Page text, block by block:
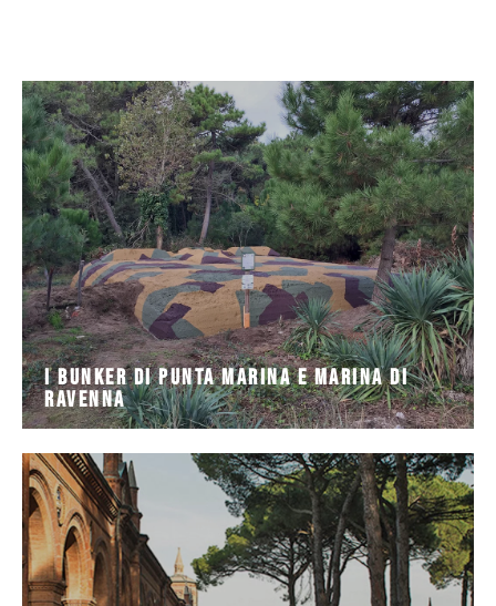
I bunker di Punta Marina e Marina di
Ravenna
I bunker di Punta Marina e Marina di
Ravenna
Non sono in molti a saperlo ma lungo la costa di
Ravenna si ritrovano diversi residui militari e presidi
difensivi risalenti al Secondo Conflitto
Cimitero monumentale di Ravenna
Il CIMITERO MONUMENTALE DI RAVENNA sorge sulla
riva del canale Candiano, a 3 km dal centro della città.
La sua fondazione risale al 1817